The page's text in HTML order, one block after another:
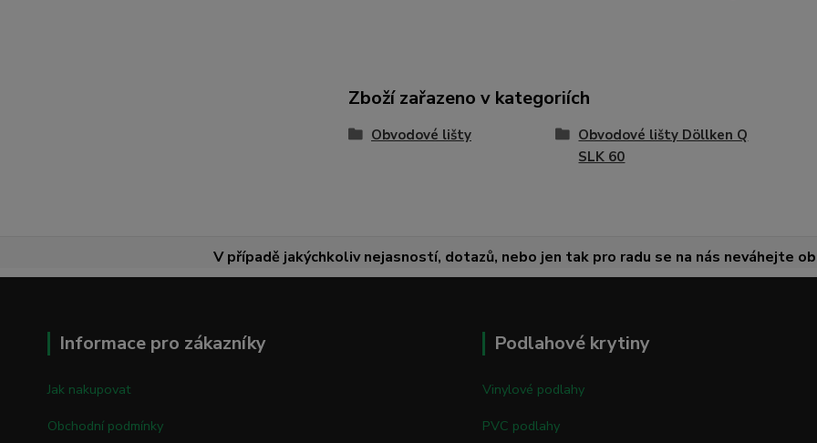
Zboží zařazeno v kategoriích
Obvodové lišty
Obvodové lišty Döllken Q
SLK 60
V případě jakýchkoliv nejasností, dotazů, nebo jen tak pro radu se na nás neváhejte
Informace pro zákazníky
Jak nakupovat
Obchodní podmínky
Podlahové krytiny
Vinylové podlahy
PVC podlahy